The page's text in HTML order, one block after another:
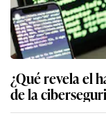
¿Qué revela el
de la